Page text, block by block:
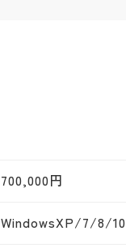
700,000円
WindowsXP/7/8/10